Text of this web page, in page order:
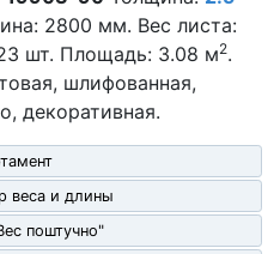
2800 мм. Вес листа:
шт. Площадь: 3.08 м2.
шлифованная,
декоративная.
веса и длины
поштучно"